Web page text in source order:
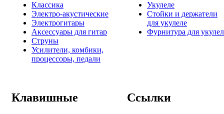
Классика
Электро-акустические
Электрогитары
Аксессуары для гитар
Струны
Усилители, комбики,
процессоры, педали
Укулеле
Стойки и держатели
для укулеле
Фурнитура для
Клавишные Ссылки